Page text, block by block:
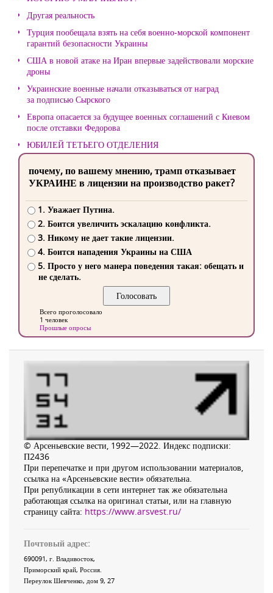
Другая реальность
Турция пообещала взять на себя военно-морской компонент
гарантий безопасности Украины
США в новой атаке на Иран впервые задействовали морские
дроны
Украинские военные начали отказываться от наград
за подписью Сырского
Европа опасается за будущее военных соглашений с Киевом
после отставки Федорова
ЮБИЛЕЙ ТЕТЬЕГО ОТДЕЛЕНИЯ
почему, по вашему мнению, трамп отказывает
УКРАИНЕ в лицензии на производство ракет?
1. Уважает Путина.
2. Боится увеличить эскалацию конфликта.
3. Никому не дает такие лицензии.
4. Боится нападения Украины на США
5. Просто у него манера поведения такая: обещать и
не сделать.
Всего проголосовало
1 человек
Прошлые опросы
© Арсеньевские вести, 1992—2022. Индекс подписки:
П2436
При перепечатке и при другом использовании материалов,
ссылка на «Арсеньевские вести» обязательна.
При републикации в сети интернет так же обязательна
работающая ссылка на оригинал статьи, или на главную
страницу сайта: https://www.arsvest.ru/
Почтовый адрес:
690091, г. Владивосток,
Приморский край, Россия.
Переулок Шевченко, дом 9, 27